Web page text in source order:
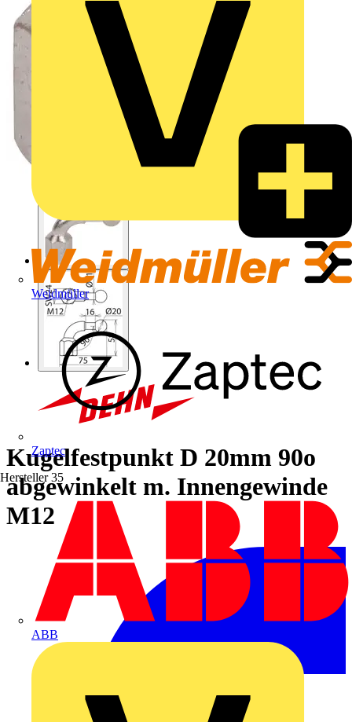
Weidmüller
Zaptec
Hersteller 35
ABB
Kugelfestpunkt D 20mm 90o
abgewinkelt m. Innengewinde
M12